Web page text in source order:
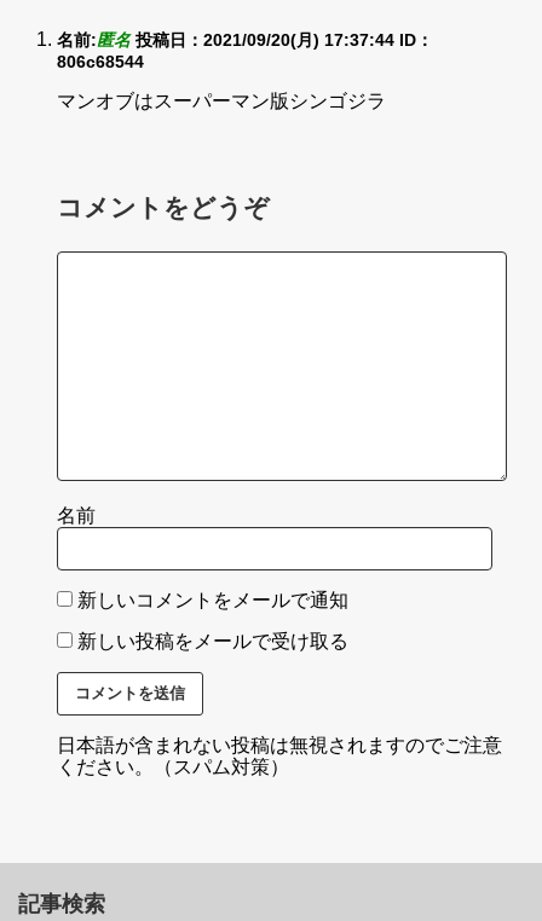
名前:匿名 投稿日：2021/09/20(月) 17:37:44 ID：
806c68544
マンオブはスーパーマン版シンゴジラ
コメントをどうぞ
名前
新しいコメントをメールで通知
新しい投稿をメールで受け取る
日本語が含まれない投稿は無視されますのでご注意
ください。（スパム対策）
記事検索